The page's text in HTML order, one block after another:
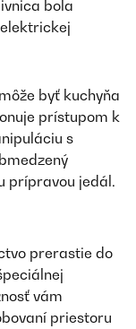
bola
byť kuchyňa
prístupom k
s
prípravou jedál.
prerastie do
vám
priestoru